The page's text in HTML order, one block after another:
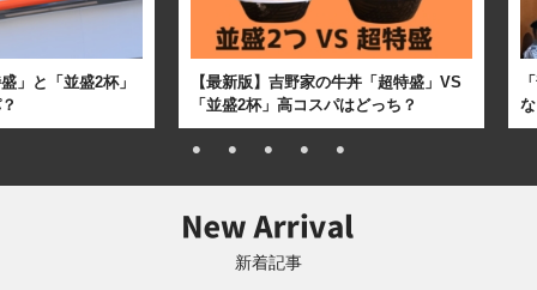
」と「並盛2杯」
【最新版】吉野家の牛丼「超特盛」VS
「並盛2杯」高コスパはどっち？
新着記事